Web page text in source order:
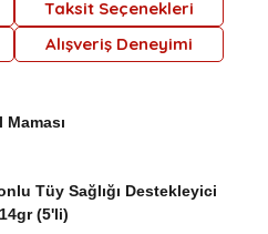
Taksit Seçenekleri
Alışveriş Deneyimi
Tüy Sağlığı Destekleyici
(5'li)